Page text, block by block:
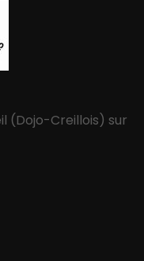
(Dojo-Creillois) sur